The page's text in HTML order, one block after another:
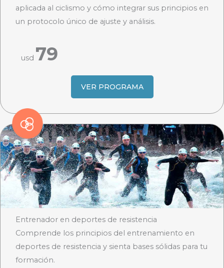
aplicada al ciclismo y cómo integrar sus principios en
un protocolo único de ajuste y análisis.
usd 79
VER PROGRAMA
Entrenador en deportes de resistencia
Comprende los principios del entrenamiento en
deportes de resistencia y sienta bases sólidas para tu
formación.